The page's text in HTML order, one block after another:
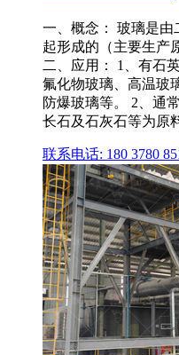
一、概念： 玻璃是由
起形成的（主要生产
二、应用： 1、有石
氟化物玻璃、高温玻
防爆玻璃等。 2、通
长石及石灰石等为原
联系电话: 180 3780